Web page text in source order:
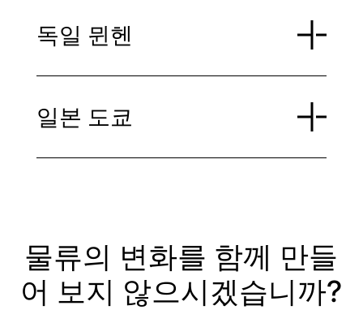
독일 뮌헨
일본 도쿄
물류의 변화를 함께 만들
어 보지 않으시겠습니까?